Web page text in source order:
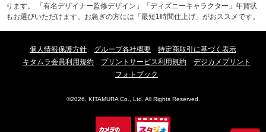
ります。 「有名デザイナー監修デザイン」「ディズニーキャラクター」年賀状
もお選びいただけます。お急ぎの方には「最短1時間仕上げ」がおススメです。
個人情報保護方針 グループ各社概要
特定商取引に基づく表示
キタムラ会員利用規約
プリントサービス利用規約
デジカメプリント
フォトブック
©2026, KITAMURA Co., Ltd. All Rights Reserved.